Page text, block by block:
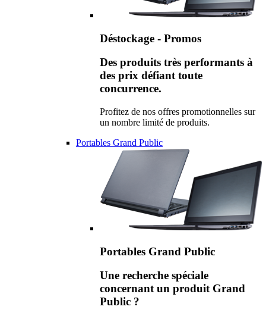
Déstockage - Promos
Des produits très performants à
des prix défiant toute
concurrence.
Profitez de nos offres promotionnelles sur
un nombre limité de produits.
Portables Grand Public
Portables Grand Public
Une recherche spéciale
concernant un produit Grand
Public ?